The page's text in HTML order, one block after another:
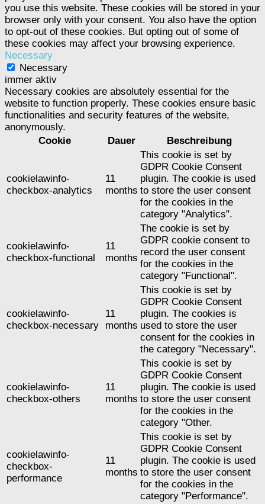
you use this website. These cookies will be stored in your
browser only with your consent. You also have the option
to opt-out of these cookies. But opting out of some of
these cookies may affect your browsing experience.
Necessary
Necessary
immer aktiv
Necessary cookies are absolutely essential for the
website to function properly. These cookies ensure basic
functionalities and security features of the website,
anonymously.
Cookie
Dauer Beschreibung
cookielawinfo-
checkbox-analytics
11
months
This cookie is set by
GDPR Cookie Consent
plugin. The cookie is used
to store the user consent
for the cookies in the
category "Analytics".
cookielawinfo-
checkbox-functional
11
months
The cookie is set by
GDPR cookie consent to
record the user consent
for the cookies in the
category "Functional".
cookielawinfo-
checkbox-necessary
11
months
This cookie is set by
GDPR Cookie Consent
plugin. The cookies is
used to store the user
consent for the cookies in
the category "Necessary".
cookielawinfo-
checkbox-others
11
months
This cookie is set by
GDPR Cookie Consent
plugin. The cookie is used
to store the user consent
for the cookies in the
category "Other.
cookielawinfo-
checkbox-
performance
11
months
This cookie is set by
GDPR Cookie Consent
plugin. The cookie is used
to store the user consent
for the cookies in the
category "Performance".